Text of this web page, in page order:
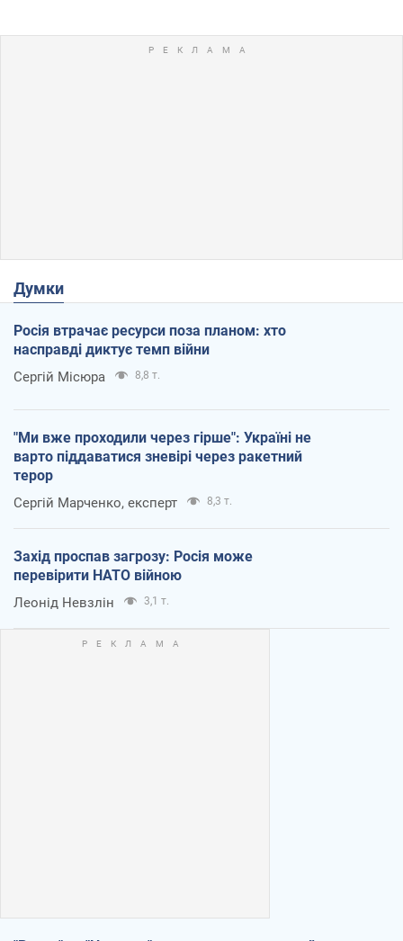
Думки
Росія втрачає ресурси поза планом: хто
насправді диктує темп війни
Сергій Місюра 8,8 т.
"Ми вже проходили через гірше": Україні не
варто піддаватися зневірі через ракетний
терор
Сергій Марченко, експерт 8,3 т.
Захід проспав загрозу: Росія може
перевірити НАТО війною
Леонід Невзлін 3,1 т.